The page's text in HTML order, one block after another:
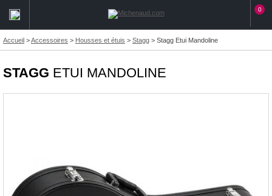
0
Accueil >Accessoires > Housses et étuis > Stagg > Stagg Etui Mandoline
STAGG ETUI MANDOLINE